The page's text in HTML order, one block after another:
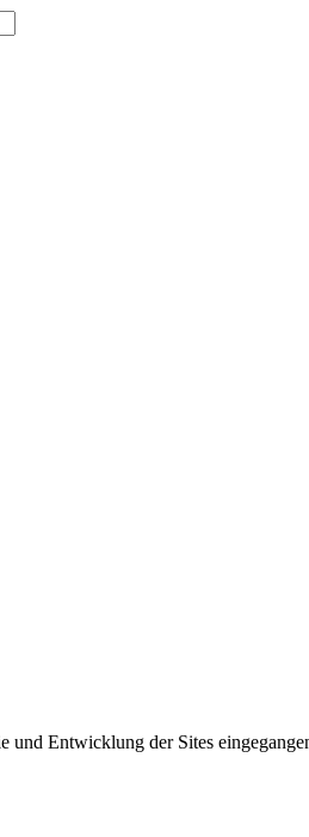
Entwicklung der Sites